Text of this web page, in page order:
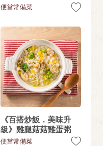
便當常備菜
《百搭炒飯．美味升
級》雞腿菇菇雞蛋粥
便當常備菜